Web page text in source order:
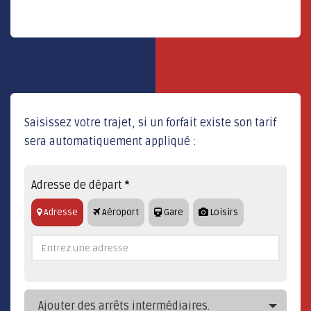
Saisissez votre trajet, si un forfait existe son tarif
sera automatiquement appliqué :
Adresse de départ *
Adresse Aéroport Gare Loisirs
Ajouter des arrêts intermédiaires.